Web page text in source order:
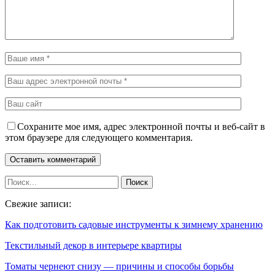
Сохраните мое имя, адрес электронной почты и веб-сайт в
этом браузере для следующего комментария.
Свежие записи:
Как подготовить садовые инструменты к зимнему хранению
Текстильный декор в интерьере квартиры
Томаты чернеют снизу — причины и способы борьбы